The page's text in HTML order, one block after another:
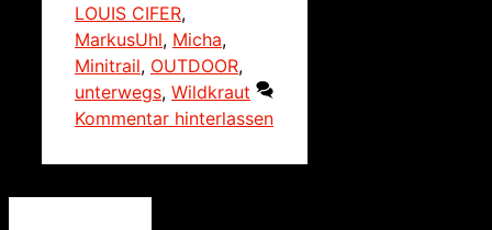
LOUIS CIFER,
MarkusUhl, Micha,
Minitrail, OUTDOOR,
unterwegs, Wildkraut
Kommentar hinterlassen